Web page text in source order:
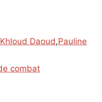
Khloud Daoud,Pauline